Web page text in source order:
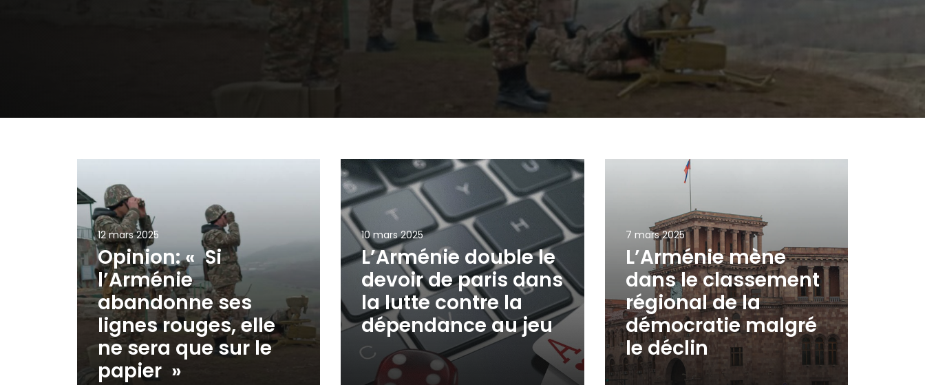
12 mars 2025
Opinion: « Si
l’Arménie
abandonne ses
lignes rouges, elle
ne sera que sur le
papier »
10 mars 2025
L’Arménie double le
devoir de paris dans
la lutte contre la
dépendance au jeu
7 mars 2025
L’Arménie mène
dans le classement
régional de la
démocratie malgré
le déclin